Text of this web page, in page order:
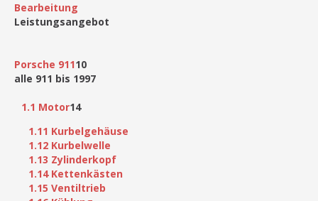
Bearbeitung
Leistungsangebot
Porsche 91110
alle 911 bis 1997
1.1 Motor14
1.11 Kurbelgehäuse
1.12 Kurbelwelle
1.13 Zylinderkopf
1.14 Kettenkästen
1.15 Ventiltrieb